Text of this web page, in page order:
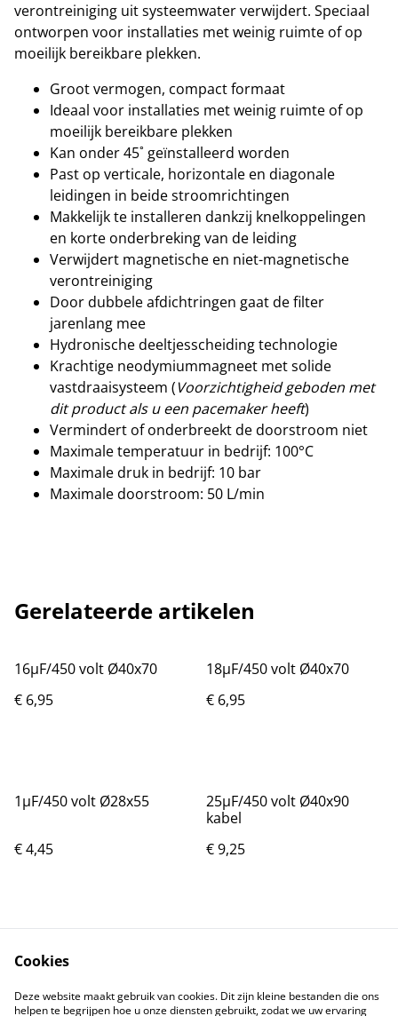
verontreiniging uit systeemwater verwijdert. Speciaal
ontworpen voor installaties met weinig ruimte of op
moeilijk bereikbare plekken.
Groot vermogen, compact formaat
Ideaal voor installaties met weinig ruimte of op
moeilijk bereikbare plekken
Kan onder 45˚ geïnstalleerd worden
Past op verticale, horizontale en diagonale
leidingen in beide stroomrichtingen
Makkelijk te installeren dankzij knelkoppelingen
en korte onderbreking van de leiding
Verwijdert magnetische en niet-magnetische
verontreiniging
Door dubbele afdichtringen gaat de filter
jarenlang mee
Hydronische deeltjesscheiding technologie
Krachtige neodymiummagneet met solide
vastdraaisysteem (Voorzichtigheid geboden met
dit product als u een pacemaker heeft)
Vermindert of onderbreekt de doorstroom niet
Maximale temperatuur in bedrijf: 100°C
Maximale druk in bedrijf: 10 bar
Maximale doorstroom: 50 L/min
Gerelateerde artikelen
16µF/450 volt Ø40x70
€ 6,95
18µF/450 volt Ø40x70
€ 6,95
1µF/450 volt Ø28x55
€ 4,45
25µF/450 volt Ø40x90
kabel
€ 9,25
Cookies
Deze website maakt gebruik van cookies. Dit zijn kleine bestanden die ons
helpen te begrijpen hoe u onze diensten gebruikt, zodat we uw ervaring